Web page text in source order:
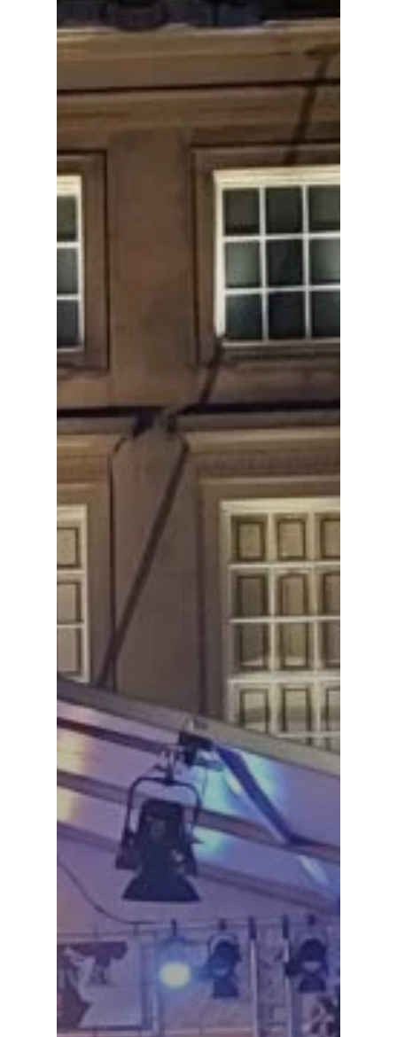
Home
Cultuuragenda
Voor
Cultuur op school
Over ons
Nieuwsbrief
Doneren